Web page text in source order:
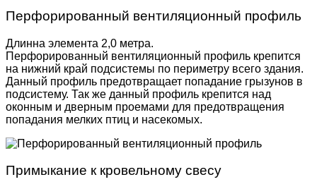
Перфорированный вентиляционный профиль
Длинна элемента 2,0 метра.
Перфорированный вентиляционный профиль крепится
на нижний край подсистемы по периметру всего здания.
Данный профиль предотвращает попадание грызунов в
подсистему. Так же данный профиль крепится над
оконным и дверным проемами для предотвращения
попадания мелких птиц и насекомых.
Примыкание к кровельному свесу